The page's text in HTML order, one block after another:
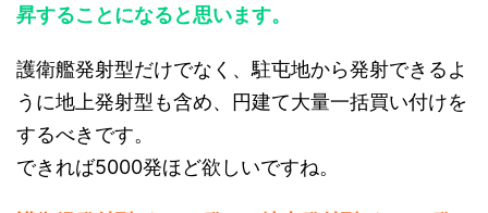
昇することになると思います。
護衛艦発射型だけでなく、駐屯地から発射できるよ
うに地上発射型も含め、円建て大量一括買い付けを
するべきです。
できれば5000発ほど欲しいですね。